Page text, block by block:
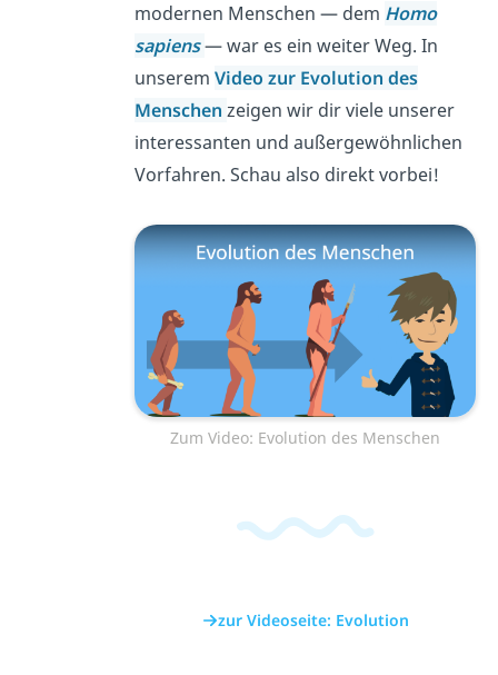
modernen Menschen — dem Homo
sapiens— war es ein weiter Weg. In
unseremVideo zur Evolution des
Menschenzeigen wir dir viele unserer
interessanten und außergewöhnlichen
Vorfahren. Schau also direkt vorbei!
Zum Video: Evolution des Menschen
zur Videoseite: Evolution